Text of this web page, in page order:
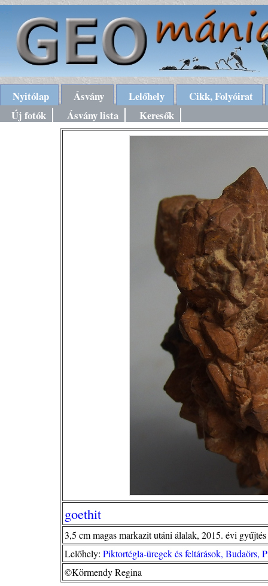
Nyitólap Ásvány Lelőhely
Cikk, Folyóirat
Új fotók
Ásvány lista Keresők
goethit
3,5 cm magas markazit utáni álalak, 2015. évi gyűjtés
Lelőhely: Piktortégla-üregek és feltárások, Budaörs,
©Körmendy Regina